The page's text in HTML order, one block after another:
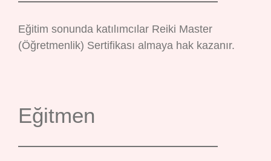
Eğitim sonunda katılımcılar Reiki Master
(Öğretmenlik) Sertifikası almaya hak kazanır.
Eğitmen